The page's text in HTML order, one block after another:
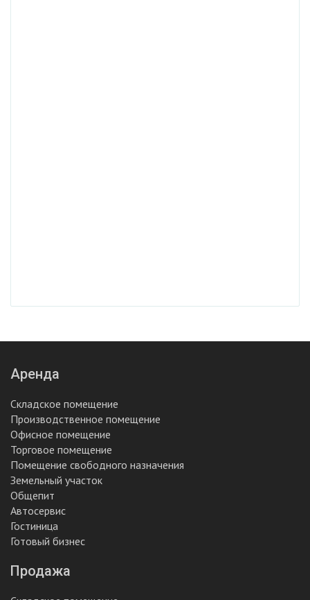
Аренда
Складское помещение
Производственное помещение
Офисное помещение
Торговое помещение
Помещение свободного назначения
Земельный участок
Общепит
Автосервис
Гостиница
Готовый бизнес
Продажа